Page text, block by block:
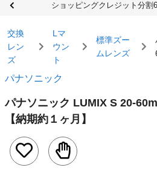
ショッピングクレジット分割
交換
レン
ズ
Lマ
ウン
ト
標準ズー
ムレンズ
パナソニック
パナソニック LUMIX S 20-
【納期約１ヶ月】